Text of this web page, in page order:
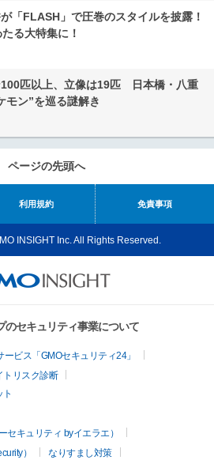
「FLASH」で圧巻のスタイルを披露！
る大特集に！
匹以上、立像は19匹 日本橋・八重
モン”を巡る謎解き
ページの先頭へ
利用規約 免責事項
INSIGHT Inc. All Rights Reserved.
のセキュリティ事業について
ビス「GMOセキュリティ24」
トリスク診断
セキュリティ byイエラエ）
）
なりすまし対策